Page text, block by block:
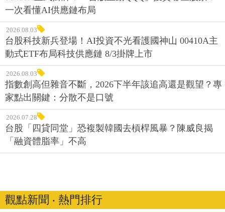
一次看懂AI供應鏈布局
2026.08.03
台股科技新兵登場！AI投資不光看護國神山 00410A主
動式ETF布局科技供應鏈 8/3掛牌上市
2026.08.03
指數創高但雜音不斷，2026下半年該追高還是觀望？專
家點出關鍵：分散不是口號
2026.07.28
台股「四貸同堂」恐複製韓國去槓桿風暴？陳威良揭
「融資體脂率」不高
觀點新聞 ‧ 熱門排行